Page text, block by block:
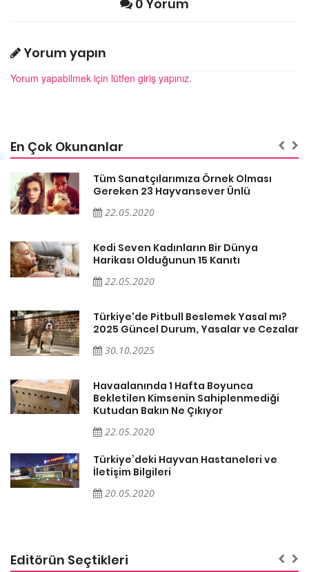
0 Yorum
Yorum yapın
Yorum yapabilmek için lütfen giriş yapınız.
En Çok Okunanlar
Tüm Sanatçılarımıza Örnek Olması
Gereken 23 Hayvansever Ünlü
22.05.2020
Kedi Seven Kadınların Bir Dünya
Harikası Olduğunun 15 Kanıtı
22.05.2020
Türkiye'de Pitbull Beslemek Yasal mı?
2025 Güncel Durum, Yasalar ve Cezalar
30.10.2025
Havaalanında 1 Hafta Boyunca
Bekletilen Kimsenin Sahiplenmediği
Kutudan Bakın Ne Çıkıyor
22.05.2020
Türkiye’deki Hayvan Hastaneleri ve
İletişim Bilgileri
20.05.2020
Editörün Seçtikleri